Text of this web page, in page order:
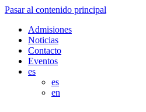
Pasar al contenido principal
Admisiones
Noticias
Contacto
Eventos
es
es
en